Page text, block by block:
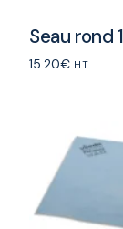
Seau rond
15.20€ H.T